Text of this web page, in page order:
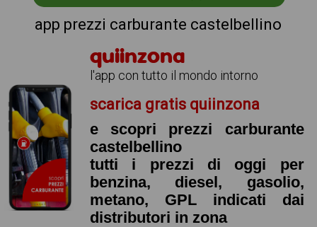
app prezzi carburante castelbellino
quiinzona
l'app con tutto il mondo intorno
scarica gratis quiinzona
e scopri prezzi carburante
castelbellino
tutti i prezzi di oggi per
benzina, diesel, gasolio,
metano, GPL indicati dai
distributori in zona